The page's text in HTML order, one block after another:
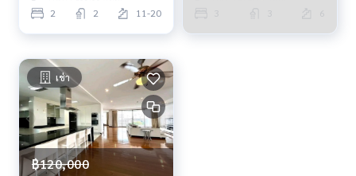
2 2 11-20 6
เช่า
฿120,000